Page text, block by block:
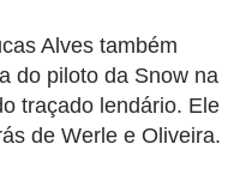
Alves também
do piloto da Snow na
traçado lendário. Ele
de Werle e Oliveira.